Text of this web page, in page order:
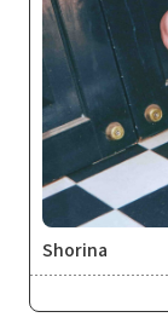
Shorina